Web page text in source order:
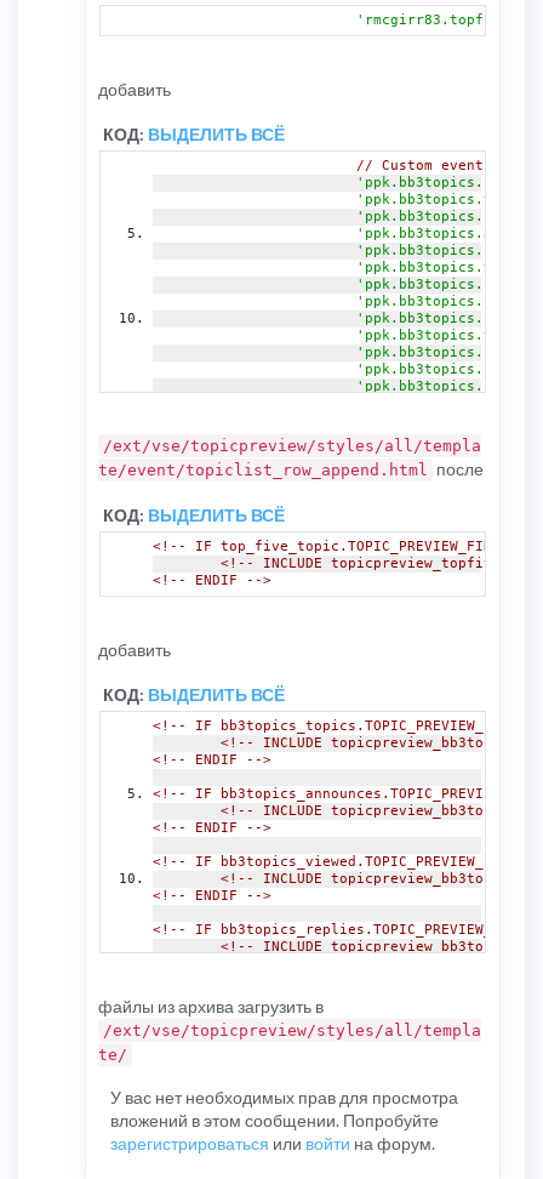
добавить
КОД: ВЫДЕЛИТЬ ВСЁ
// Custom events for
/ext/vse/topicpreview/styles/all/templa
te/event/topiclist_row_append.html после
КОД: ВЫДЕЛИТЬ ВСЁ
<!-- IF
<!-- INCLUDE
<!-- ENDIF -->
добавить
КОД: ВЫДЕЛИТЬ ВСЁ
<!-- IF
<!-- INCLUDE
<!-- ENDIF -->
<!-- IF
<!-- INCLUDE
<!-- ENDIF -->
<!-- IF
<!-- INCLUDE
<!-- ENDIF -->
<!-- IF
<!-- INCLUDE
<!-- INCLUDE
<!-- ENDIF -->
<!-- ENDIF -->
<!-- IF
<!-- INCLUDE
файлы из архива загрузить в
/ext/vse/topicpreview/styles/all/templa
te/
У вас нет необходимых прав для просмотра
вложений в этом сообщении. Попробуйте
зарегистрироваться или войти на форум.